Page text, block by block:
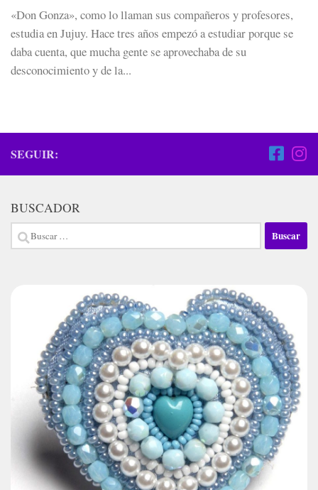
«Don Gonza», como lo llaman sus compañeros y profesores,
estudia en Jujuy. Hace tres años empezó a estudiar porque se
daba cuenta, que mucha gente se aprovechaba de su
desconocimiento y de la...
SEGUIR:
BUSCADOR
Buscar: